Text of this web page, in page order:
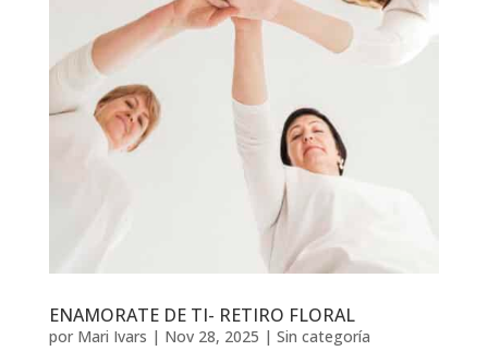
ENAMORATE DE TI- RETIRO FLORAL
por Mari Ivars | Nov 28, 2025 | Sin categoría